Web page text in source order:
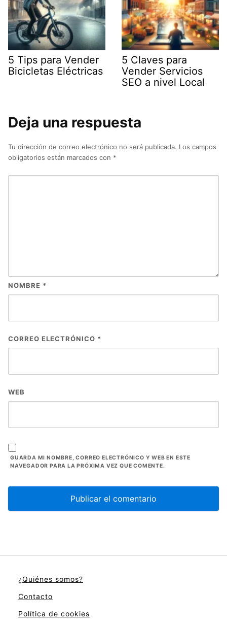
5 Tips para Vender
Bicicletas Eléctricas
5 Claves para
Vender Servicios
SEO a nivel Local
Deja una respuesta
Tu dirección de correo electrónico no será publicada. Los campos
obligatorios están marcados con *
NOMBRE *
CORREO ELECTRÓNICO *
WEB
GUARDA MI NOMBRE, CORREO ELECTRÓNICO Y WEB EN ESTE
NAVEGADOR PARA LA PRÓXIMA VEZ QUE COMENTE.
¿Quiénes somos?
Contacto
Política de cookies